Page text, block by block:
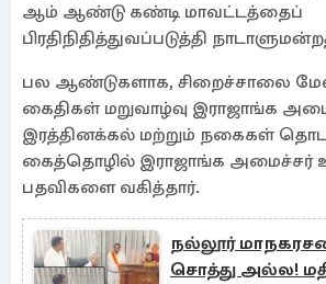
ஆம் ஆண்டு கண்டி மாவட்டத்தைப்
பிரதிநிதித்துவப்படுத்தி
பல ஆண்டுகளாக, சிறைச்சாலை
கைதிகள் மறுவாழ்வு இராஜாங்க
இரத்தினக்கல் மற்றும் நகைகள்
கைத்தொழில் இராஜாங்க அமைச்சர்
பதவிகளை வகித்தார்.
நல்லூர்
சொத்து அல்ல!